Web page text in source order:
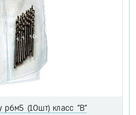
р6м5 (10шт) класс "В"